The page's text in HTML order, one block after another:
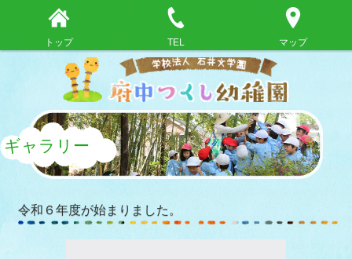
トップ TEL マップ
ギャラリー
令和６年度が始まりました。